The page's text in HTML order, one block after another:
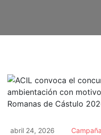
abril 24, 2026